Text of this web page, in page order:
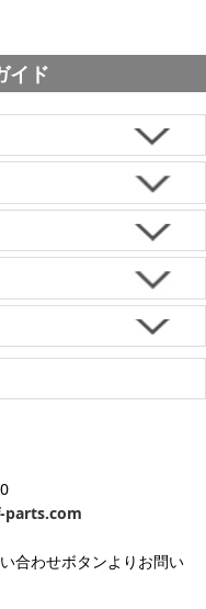
イド
イ、郵便振替、銀行振
オンライン決済
・PayPayオンライン決済
ご了承ください。
の送料がかかります。
が発生します。サイズに
ては
は返品をお受けいたしま
の受け付けを行います。
す
・最短到着で発送いたし
までのご注文で当日出荷
支払方法を選択されてい
parts.com
合わせボタンよりお問い